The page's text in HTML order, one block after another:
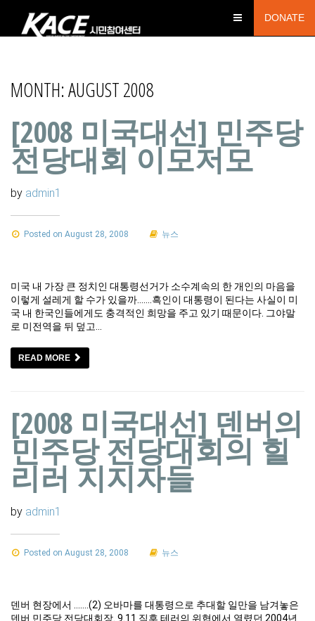
DONATE
MONTH:AUGUST 2008
[2008 미국대선] 민주당
전당대회 이모저모
by admin1
Posted on August 28, 2008 뉴스
미국 내 가장 큰 정치인 대통령선거가 소수계속의 한 개인의 마음을
이렇게 설레게 할 수가 있을까…….흑인이 대통령이 된다는 사실이 미
국 내 한국인들에게도 충격적인 희망을 주고 있기 때문이다. 그야말
로 미전역을 뒤 덮고…
READ MORE
[2008 미국대선] 덴버의
민주당 전당대회의 힐
리러 지지자들
by admin1
Posted on August 28, 2008 뉴스
덴버 현장에서 …….(2) 오바마를 대통령으로 추대할 일만을 남겨놓은
덴버 민주당 전당대회장. 9.11 직후 테러의 위협에서 열렸던 2004년